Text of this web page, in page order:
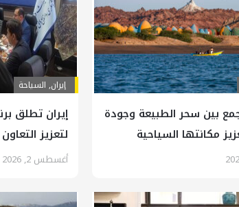
بين سحر الطبيعة وجودة
مكانتها السياحية
إيران, السياحة
إيران تطلق
لتعزيز
أغسطس 2, 2026